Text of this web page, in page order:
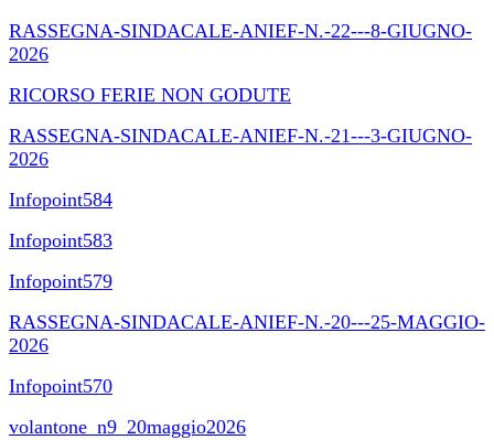
RASSEGNA-SINDACALE-ANIEF-N.-22---8-GIUGNO-
2026
RICORSO FERIE NON GODUTE
RASSEGNA-SINDACALE-ANIEF-N.-21---3-GIUGNO-
2026
Infopoint584
Infopoint583
Infopoint579
RASSEGNA-SINDACALE-ANIEF-N.-20---25-MAGGIO-
2026
Infopoint570
volantone_n9_20maggio2026